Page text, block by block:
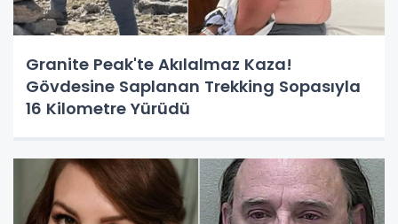
Granite Peak'te Akılalmaz Kaza!
Gövdesine Saplanan Trekking Sopasıyla
16 Kilometre Yürüdü